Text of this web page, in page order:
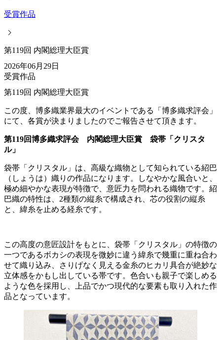
受賞作品
第119回 内閣総理大臣賞
2026年06月29日
受賞作品
第119回 内閣総理大臣賞
この度、博多織業界最大のイベントである「博多織求評会」
にて、各賞が決まりましたのでご報告させて頂きます。
第119回博多織求評会 内閣総理大臣賞 袋帯「クリスタ
ル」
袋帯「クリスタル」は、高級な織物として知られている紹巴
（しょうは）織りの作品になります。しなやかな風合いと、
極め細やかな表現が特徴で、意匠力を問われる織物です。紹
巴織の特性は、2種類の縦糸で構成され、芯の役割の縦糸
と、緯糸を止める経糸です。
この高度の意匠設計をもとに、袋帯「クリスタル」の特徴の
一つであるボカシの表現を微妙に違う緯糸で幾重に重ね合わ
せて織り込み、さりげなく見える金糸のヒカリ具合が絶妙な
立体感をかもし出している帯です。色合いも親子で楽しめる
ような色を採用し、上品でかつ現代的な要素も取り入れた作
品となっています。